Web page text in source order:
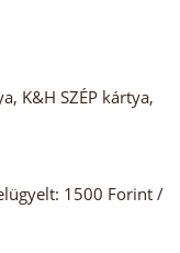
K&H SZÉP kártya,
1500 Forint /